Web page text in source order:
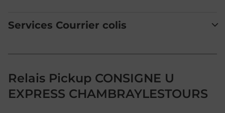
Services Courrier colis
Relais Pickup CONSIGNE U
EXPRESS CHAMBRAYLESTOURS